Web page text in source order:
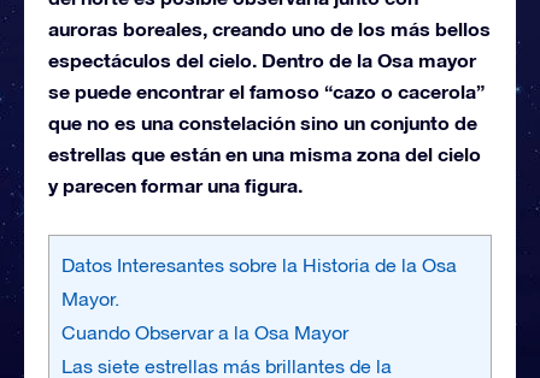
auroras boreales, creando uno de los más bellos
espectáculos del cielo. Dentro de la Osa mayor
se puede encontrar el famoso “cazo o cacerola”
que no es una constelación sino un conjunto de
estrellas que están en una misma zona del cielo
y parecen formar una figura.
Datos Interesantes sobre la Historia de la Osa
Mayor.
Cuando Observar a la Osa Mayor
Las siete estrellas más brillantes de la